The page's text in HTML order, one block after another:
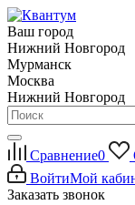
Ваш город
Нижний Новгород
Мурманск
Москва
Нижний Новгород
Сравнение0
ВойтиМой
Заказать звонок